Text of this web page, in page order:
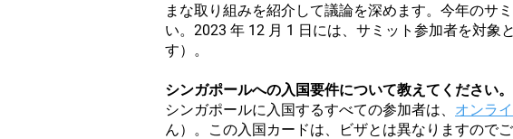
まな取り組みを紹介して議論を深めます。今年のサ
い。2023 年 12 月 1 日には、サミット参加者を対
す）。
シンガポールへの入国要件について教えてください。
シンガポールに入国するすべての参加者は、 オンラ
ん）。この入国カードは、ビザとは異なりますので